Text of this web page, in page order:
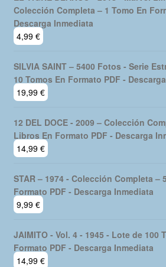
Colección Completa – 1 Tomo En
Descarga Inmediata
4,99 €
SILVIA SAINT – 5400 Fotos - Serie
10 Tomos En Formato PDF -
19,99 €
12 DEL DOCE - 2009 – Colección
Libros En Formato PDF - Descarga
14,99 €
STAR – 1974 - Colección Completa –
Formato PDF - Descarga Inmediata
9,99 €
JAIMITO - Vol. 4 - 1945 - Lote de 100
Formato PDF - Descarga Inmediata
14,99 €